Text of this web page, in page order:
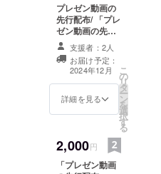
プレゼン動画の
先行配布/ 「プレ
ゼン動画の先行
配布」 ・5分の
プレゼン動画
×5~10本ほどに
なる予定です。
・のちにSNSで
配信されるプレ
定の内容が含ま
れます。 ・いた
だいたメールア
支援者：2人
お届け予定：
2024年12月
詳細を見る
こ
の
リ
タ
ー
ン
を
選
択
す
る
2,000円
「プレゼン動画